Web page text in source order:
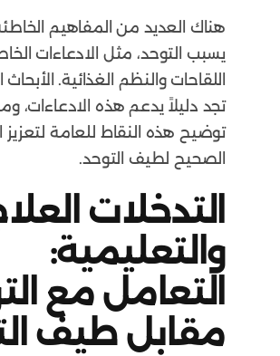
هناك العديد من المفاهيم
يسبب التوحد، مثل الادعاءات
اللقاحات والنظم الغذائية.
تجد دليلاً يدعم هذه الادعاءات،
توضيح هذه النقاط للعامة لتعزيز
الصحيح لطيف التوحد.
التدخلات
والتعليمية:
التعامل مع
مقابل طيف